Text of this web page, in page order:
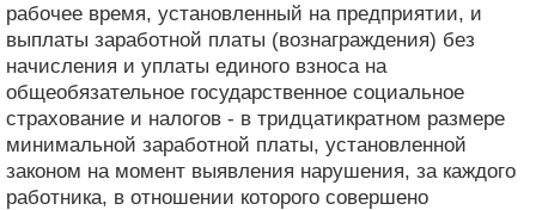
рабочее время, установленный на предприятии, и
выплаты заработной платы (вознаграждения) без
начисления и уплаты единого взноса на
общеобязательное государственное социальное
страхование и налогов - в тридцатикратном размере
минимальной заработной платы, установленной
законом на момент выявления нарушения, за каждого
работника, в отношении которого совершено